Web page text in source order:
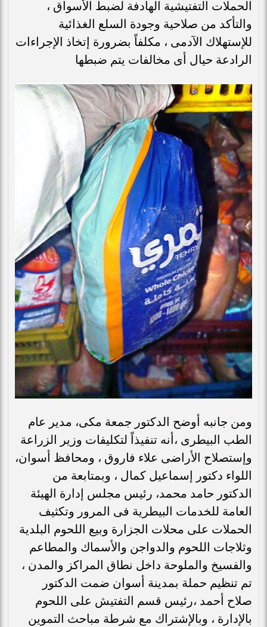
الحملات التفتيشية الهادفة لضبط الأسواق ،
والتأكد من صلاحية وجودة السلع الغذائية
للإستهلاك الآدمى ، مكلفاً بضرورة إتخاذ الإجراءات
الرادعة حيال أى مخالفات يتم ضبطها
ومن جانبه أوضح الدكتور جمعة مكى، مدير عام
الطب البيطرى ،أنه تنفيذاً لتكليفات وزير الزراعة
وإستصلاح الأراضى علاء فاروق ، ومحافظ أسوان،
اللواء دكتور إسماعيل كمال ، وبمتابعة من
الدكتور حامد محمد، رئيس مجلس إدارة الهيئة
العامة للخدمات البيطرية فى المرور وتكثيف
الحملات على محلات الجزارة وبيع اللحوم البلدية
وثلاجات اللحوم والدواجن والأسماك والمطاعم
والفسيخ والملوحة داخل نطاق المراكز والمدن ،
تم تنظيم حملة بمدينة أسوان ضمت الدكتور
صلاح أحمد ،رئيس قسم التفتيش على اللحوم
بالإدارة ، وبالإشتراك مع شرطة مباحث التموين